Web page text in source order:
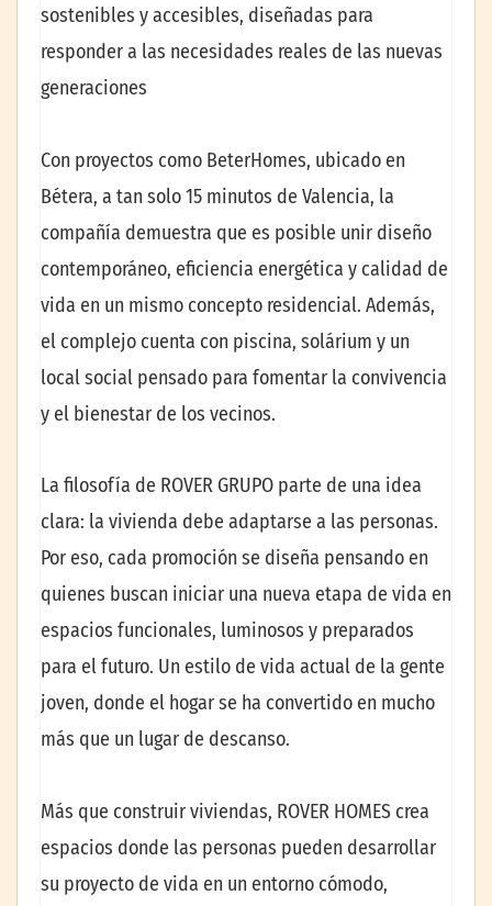
sostenibles y accesibles, diseñadas para
responder a las necesidades reales de las nuevas
generaciones
Con proyectos como BeterHomes, ubicado en
Bétera, a tan solo 15 minutos de Valencia, la
compañía demuestra que es posible unir diseño
contemporáneo, eficiencia energética y calidad de
vida en un mismo concepto residencial. Además,
el complejo cuenta con piscina, solárium y un
local social pensado para fomentar la convivencia
y el bienestar de los vecinos.
La filosofía de ROVER GRUPO parte de una idea
clara: la vivienda debe adaptarse a las personas.
Por eso, cada promoción se diseña pensando en
quienes buscan iniciar una nueva etapa de vida en
espacios funcionales, luminosos y preparados
para el futuro. Un estilo de vida actual de la gente
joven, donde el hogar se ha convertido en mucho
más que un lugar de descanso.
Más que construir viviendas, ROVER HOMES crea
espacios donde las personas pueden desarrollar
su proyecto de vida en un entorno cómodo,